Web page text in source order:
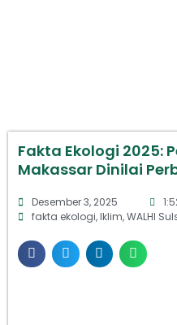
Fakta Ekologi 2025:
Makassar Dinilai
Desember 3, 2025
fakta ekologi,Iklim,WALHI